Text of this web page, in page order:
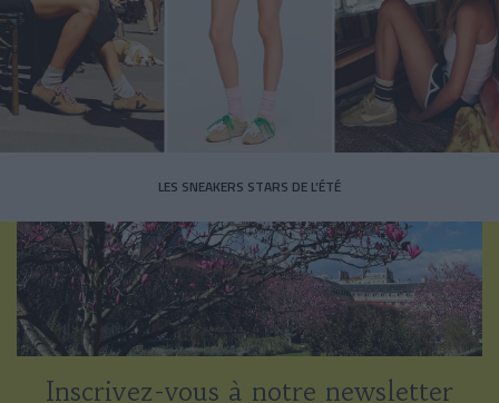
LES SNEAKERS STARS DE L’ÉTÉ
Inscrivez-vous à notre newsletter